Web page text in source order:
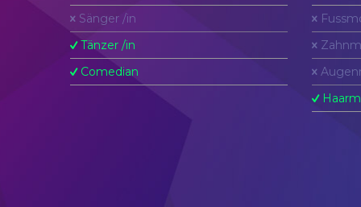
Sänger /in
Tänzer /in
Comedian